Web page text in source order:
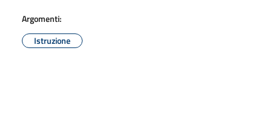
Argomenti:
Istruzione